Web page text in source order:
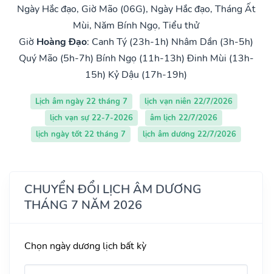
Ngày Hắc đạo, Giờ Mão (06G), Ngày Hắc đạo, Tháng Ất
Mùi, Năm Bính Ngọ, Tiểu thử
Giờ Hoàng Đạo: Canh Tý (23h-1h) Nhâm Dần (3h-5h)
Quý Mão (5h-7h) Bính Ngọ (11h-13h) Đinh Mùi (13h-
15h) Kỷ Dậu (17h-19h)
Lịch âm ngày 22 tháng 7
lịch vạn niên 22/7/2026
lịch vạn sự 22-7-2026
âm lịch 22/7/2026
lịch ngày tốt 22 tháng 7
lịch âm dương 22/7/2026
CHUYỂN ĐỔI LỊCH ÂM DƯƠNG
THÁNG 7 NĂM 2026
Chọn ngày dương lịch bất kỳ